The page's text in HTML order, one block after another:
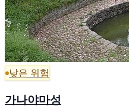
낮은 위험
가나야마성